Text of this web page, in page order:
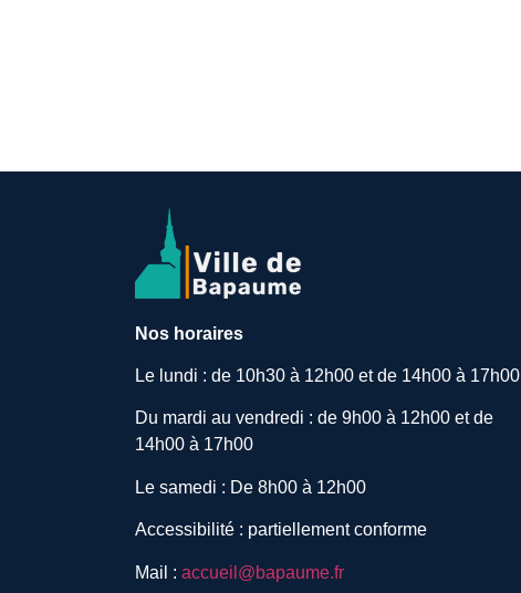
Nos horaires
Le lundi : de 10h30 à 12h00 et de 14h00 à 17h00
Du mardi au vendredi : de 9h00 à 12h00 et de
14h00 à 17h00
Le samedi : De 8h00 à 12h00
Accessibilité : partiellement conforme
Mail : accueil@bapaume.fr